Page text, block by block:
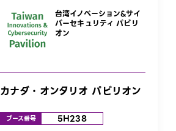
台湾イノベーション&サイ
バーセキュリティ パビリ
オン
カナダ・オンタリオ パビリオン
ブース番号 5H238